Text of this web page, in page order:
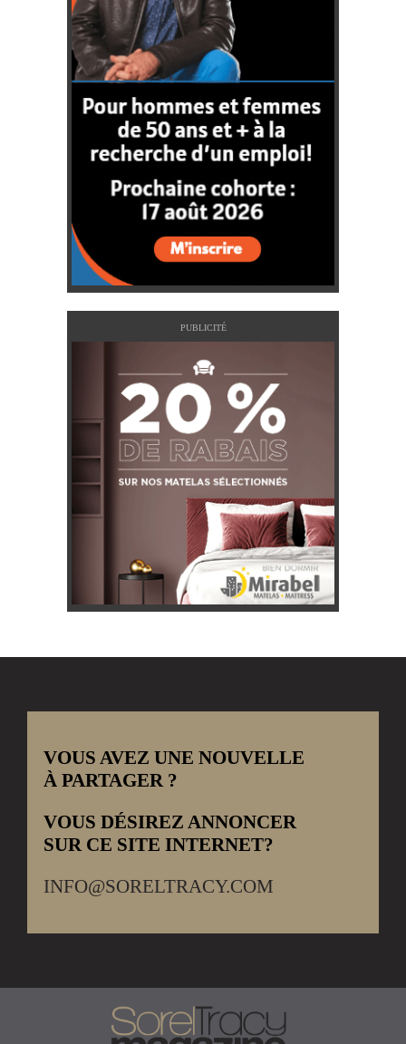
PUBLICITÉ
VOUS AVEZ UNE NOUVELLE
À PARTAGER ?
VOUS DÉSIREZ ANNONCER
SUR CE SITE INTERNET?
INFO@SORELTRACY.COM